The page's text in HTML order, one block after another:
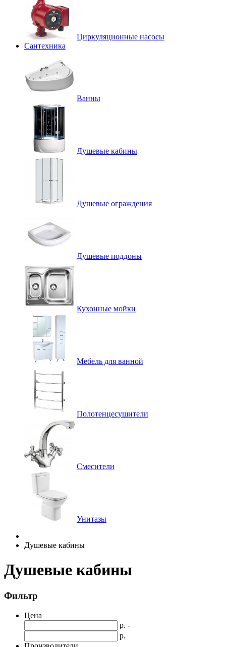
Циркуляционные насосы
Сантехника
Ванны
Душевые кабины
Душевые ограждения
Душевые поддоны
Кухонные мойки
Мебель для ванной
Полотенцесушители
Смесители
Унитазы
Душевые кабины
Душевые кабины
Фильтр
Цена
р. -
р.